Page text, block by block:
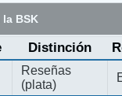
BSK
Distinción
Reseñas
(plata)